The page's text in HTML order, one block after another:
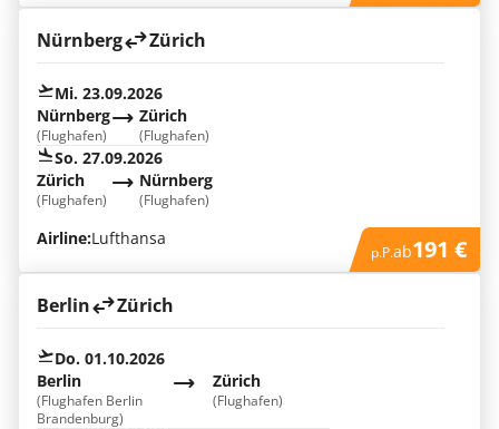
Nürnberg Zürich
Mi. 23.09.2026
Nürnberg
(Flughafen)
Zürich
(Flughafen)
So. 27.09.2026
Nürnberg
(Flughafen)
Zürich
(Flughafen)
Airline:Lufthansa
p.P.ab191 €
Berlin Zürich
Do. 01.10.2026
Berlin
(Flughafen Berlin
Brandenburg)
Zürich
(Flughafen)